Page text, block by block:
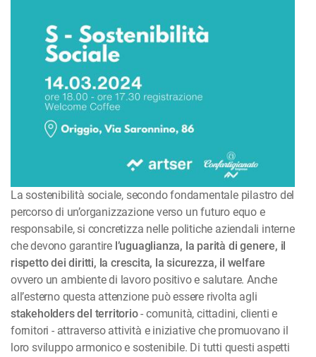
La sostenibilità sociale, secondo fondamentale pilastro del
percorso di un’organizzazione verso un futuro equo e
responsabile, si concretizza nelle politiche aziendali interne
che devono garantire l’uguaglianza, la parità di genere, il
rispetto dei diritti, la crescita, la sicurezza, il welfare
ovvero un ambiente di lavoro positivo e salutare. Anche
all’esterno questa attenzione può essere rivolta agli
stakeholders del territorio- comunità, cittadini, clienti e
fornitori - attraverso attività e iniziative che promuovano il
loro sviluppo armonico e sostenibile. Di tutti questi aspetti